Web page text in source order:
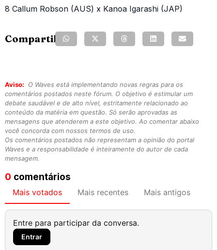
8 Callum Robson (AUS) x Kanoa Igarashi (JAP)
Compartilhe:
Aviso:
O Waves está implementando novas regras para os
comentários postados neste fórum. O objetivo é estimular um
debate saudável e de alto nível, estritamente relacionado ao
conteúdo da matéria em questão. Só serão aprovadas as
mensagens que atenderem a este objetivo. Ao comentar abaixo
você concorda com nossos termos de uso.
Os comentários postados não representam a opinião do portal
Waves e a responsabilidade é inteiramente do autor de cada
mensagem.
0 comentários
Mais votados Mais recentes Mais antigos
Entre para participar da conversa.
Entrar